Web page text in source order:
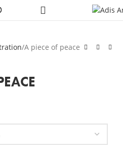
A piece of peace